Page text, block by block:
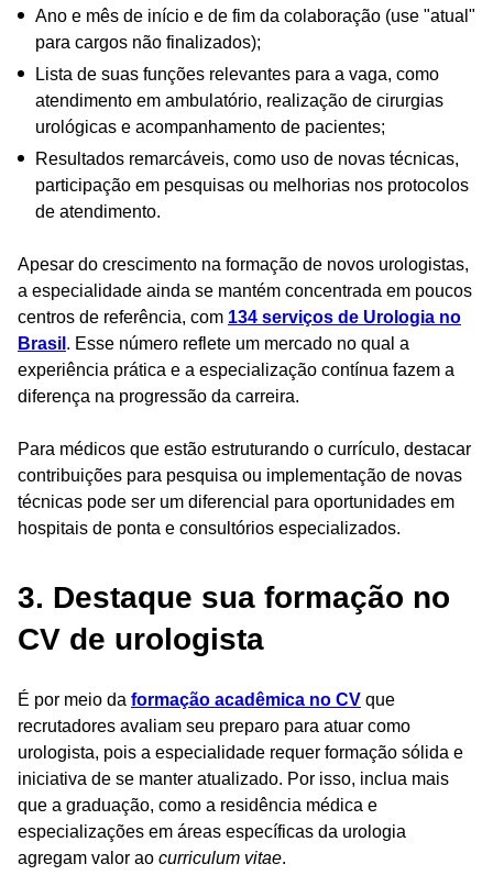
Ano e mês de início e de fim da colaboração (use "atual"
para cargos não finalizados);
Lista de suas funções relevantes para a vaga, como
atendimento em ambulatório, realização de cirurgias
urológicas e acompanhamento de pacientes;
Resultados remarcáveis, como uso de novas técnicas,
participação em pesquisas ou melhorias nos protocolos
de atendimento.
Apesar do crescimento na formação de novos urologistas,
a especialidade ainda se mantém concentrada em poucos
centros de referência, com 134 serviços de Urologia no
Brasil . Esse número reflete um mercado no qual a
experiência prática e a especialização contínua fazem a
diferença na progressão da carreira.
Para médicos que estão estruturando o currículo, destacar
contribuições para pesquisa ou implementação de novas
técnicas pode ser um diferencial para oportunidades em
hospitais de ponta e consultórios especializados.
3. Destaque sua formação no
CV de urologista
É por meio da formação acadêmica no CV que
recrutadores avaliam seu preparo para atuar como
urologista, pois a especialidade requer formação sólida e
iniciativa de se manter atualizado. Por isso, inclua mais
que a graduação, como a residência médica e
especializações em áreas específicas da urologia
agregam valor ao curriculum vitae.